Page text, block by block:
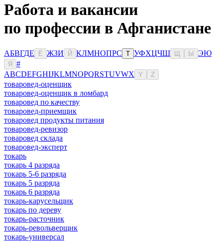
Работа и вакансии
по профессии в Афганистане
АБВГДЕ Ё ЖЗИ Й КЛМНОПРС Т УФХЦЧШ Ы ЭЮ
Я
#
ABCDEFGHIJKLMNOPQRSTUVWX Y Z
товаровед-оценщик
товаровед-оценщик в ломбард
товаровед по качеству
товаровед-приемщик
товаровед продукты питания
товаровед-ревизор
товаровед склада
товаровед-эксперт
токарь
токарь 4 разряда
токарь 5-6 разряда
токарь 5 разряда
токарь 6 разряда
токарь-карусельщик
токарь по дереву
токарь-расточник
токарь-револьверщик
токарь-универсал